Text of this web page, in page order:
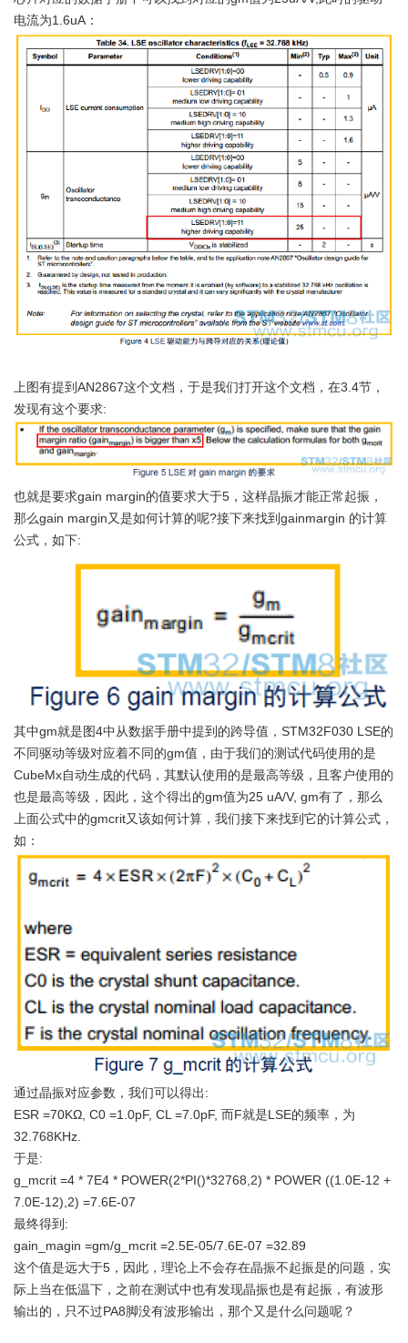
电流为1.6uA：
上图有提到AN2867这个文档，于是我们打开这个文档，在3.4节，
发现有这个要求:
也就是要求gain margin的值要求大于5，这样晶振才能正常起振，
那么gain margin又是如何计算的呢?接下来找到gainmargin 的计算
公式，如下:
其中gm就是图4中从数据手册中提到的跨导值，STM32F030 LSE的
不同驱动等级对应着不同的gm值，由于我们的测试代码使用的是
CubeMx自动生成的代码，其默认使用的是最高等级，且客户使用的
也是最高等级，因此，这个得出的gm值为25 uA/V, gm有了，那么
上面公式中的gmcrit又该如何计算，我们接下来找到它的计算公式，
如：
通过晶振对应参数，我们可以得出:
ESR =70KΩ, C0 =1.0pF, CL =7.0pF, 而F就是LSE的频率，为
32.768KHz.
于是:
g_mcrit =4 * 7E4 * POWER(2*PI()*32768,2) * POWER ((1.0E-12 +
7.0E-12),2) =7.6E-07
最终得到:
gain_magin =gm/g_mcrit =2.5E-05/7.6E-07 =32.89
这个值是远大于5，因此，理论上不会存在晶振不起振是的问题，实
际上当在低温下，之前在测试中也有发现晶振也是有起振，有波形
输出的，只不过PA8脚没有波形输出，那个又是什么问题呢？